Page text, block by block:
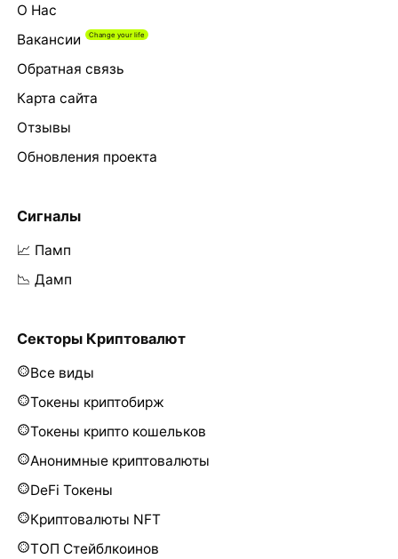
О Нас
Вакансии
Обратная связь
Карта сайта
Отзывы
Обновления проекта
Сигналы
📈 Памп
📉 Дамп
Секторы Криптовалют
Все виды
Токены криптобирж
Токены крипто кошельков
Анонимные криптовалюты
DeFi Токены
Криптовалюты NFT
ТОП Стейблкоинов